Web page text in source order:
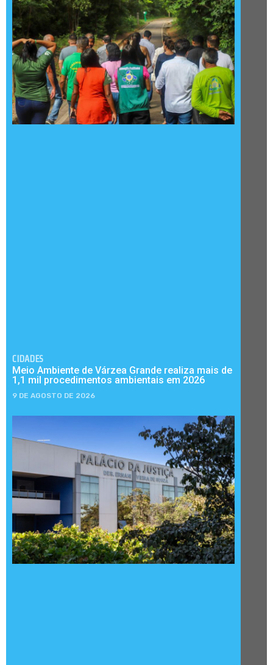
CIDADES
Meio Ambiente de Várzea Grande realiza mais de
1,1 mil procedimentos ambientais em 2026
9 DE AGOSTO DE 2026